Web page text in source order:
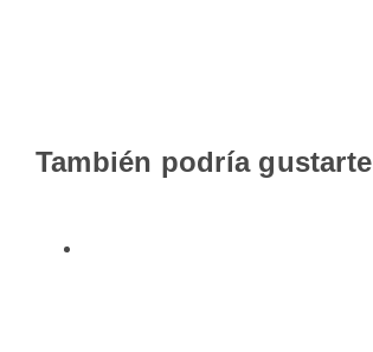
También podría gustarte